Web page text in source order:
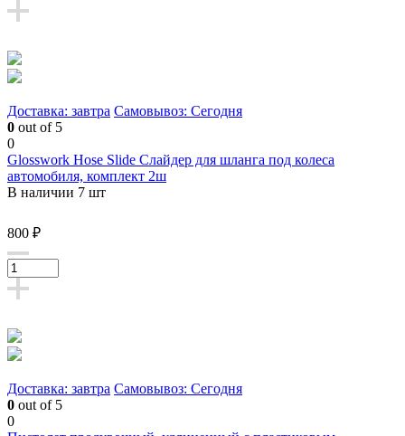
Доставка: завтра Самовывоз: Сегодня
0 out of 5
0
Glosswork Hose Slide Слайдер для шланга под колеса
автомобиля, комплект 2ш
В наличии 7 шт
800 ₽
Доставка: завтра Самовывоз: Сегодня
0 out of 5
0